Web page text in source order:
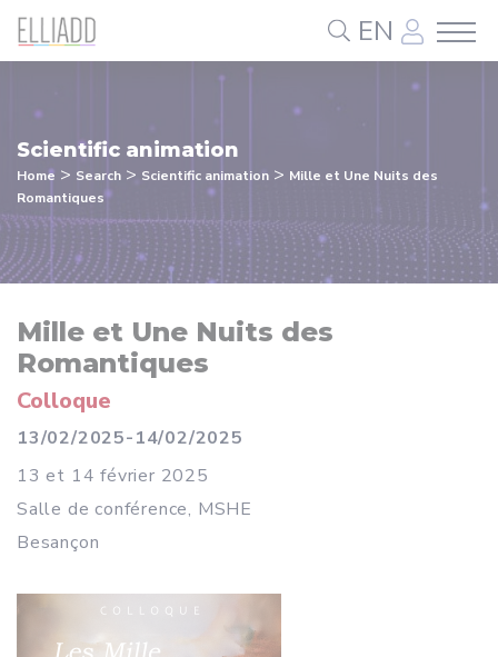
EN
Scientific animation
Home > Search > Scientific animation > Mille et Une Nuits des
Romantiques
Mille et Une Nuits des
Romantiques
Colloque
13/02/2025-14/02/2025
13 et 14 février 2025
Salle de conférence, MSHE
Besançon
Cookies management panel